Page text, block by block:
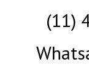
(11)